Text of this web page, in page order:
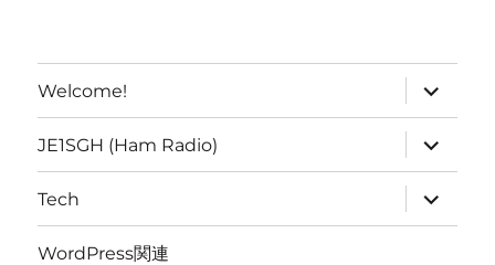
Welcome!
expand
child
menu
JE1SGH (Ham Radio)
expand
child
menu
Tech
expand
child
menu
WordPress関連